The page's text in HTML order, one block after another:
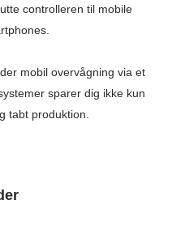
controlleren til mobile
mobil overvågning via et
sparer dig ikke kun
tabt produktion.